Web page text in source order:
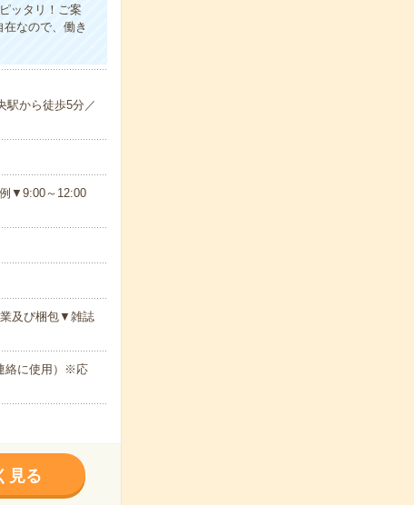
ッタリ！ご案
なので、働き
駅から徒歩5分／
例▼9:00～12:00
及び梱包▼雑誌
絡に使用）※応
見る